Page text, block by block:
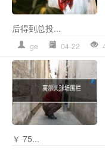
后得到总投...
ge 04-22
￥ 75...